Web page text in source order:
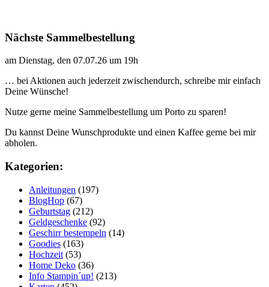
Nächste Sammelbestellung
am Dienstag, den 07.07.26 um 19h
… bei Aktionen auch jederzeit zwischendurch, schreibe mir einfach
Deine Wünsche!
Nutze gerne meine Sammelbestellung um Porto zu sparen!
Du kannst Deine Wunschprodukte und einen Kaffee gerne bei mir
abholen.
Kategorien:
Anleitungen (197)
BlogHop (67)
Geburtstag (212)
Geldgeschenke (92)
Geschirr bestempeln (14)
Goodies (163)
Hochzeit (53)
Home Deko (36)
Info Stampin´up! (213)